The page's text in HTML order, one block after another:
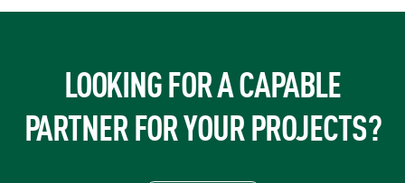
LOOKING FOR A CAPABLE
PARTNER FOR YOUR PROJECTS?